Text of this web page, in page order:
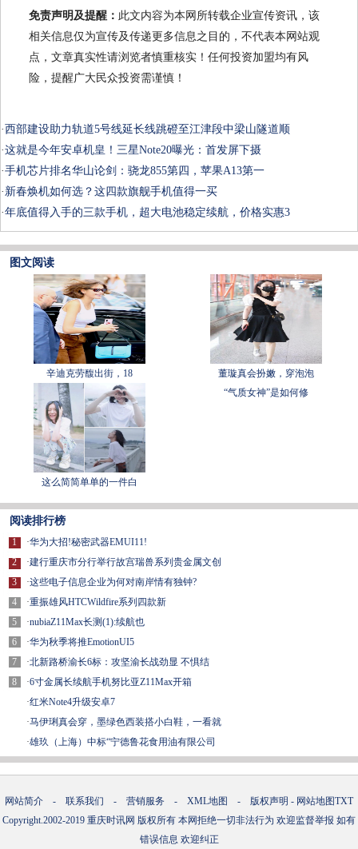
免责声明及提醒： 此文内容为本网所转载企业宣传资讯，该
相关信息仅为宣传及传递更多信息之目的，不代表本网站观
点，文章真实性请浏览者慎重核实！任何投资加盟均有风
险，提醒广大民众投资需谨慎！
·西部建设助力轨道5号线延长线跳磴至江津段中梁山隧道顺
·这就是今年安卓机皇！三星Note20曝光：首发屏下摄
·手机芯片排名华山论剑：骁龙855第四，苹果A13第一
· 新春焕机如何选？这四款旗舰手机值得一买
·年底值得入手的三款手机，超大电池稳定续航，价格实惠3
图文阅读
辛迪克劳馥出街，18 董璇真会扮嫩，穿泡泡
这么简简单单的一件白
“气质女神”是如何修
阅读排行榜
1
2
3
4
5
6
7
8
·华为大招!秘密武器EMUI11!
·建行重庆市分行举行故宫瑞兽系列贵金属文创
·这些电子信息企业为何对南岸情有独钟?
·重振雄风HTCWildfire系列四款新
·nubiaZ11Max长测(1):续航也
·华为秋季将推EmotionUI5
·北新路桥渝长6标：攻坚渝长战劲显 不惧结
·6寸金属长续航手机努比亚Z11Max开箱
·红米Note4升级安卓7
·马伊琍真会穿，墨绿色西装搭小白鞋，一看就
·雄玖（上海）中标“宁德鲁花食用油有限公司
网站简介 - 联系我们 - 营销服务 - XML地图 - 版权声明 - 网站地图TXT
Copyright.2002-2019 重庆时讯网 版权所有 本网拒绝一切非法行为 欢迎监督举报 如有
错误信息 欢迎纠正